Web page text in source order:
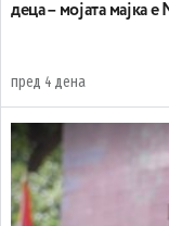
деца – мојата мајка
пред 4 дена